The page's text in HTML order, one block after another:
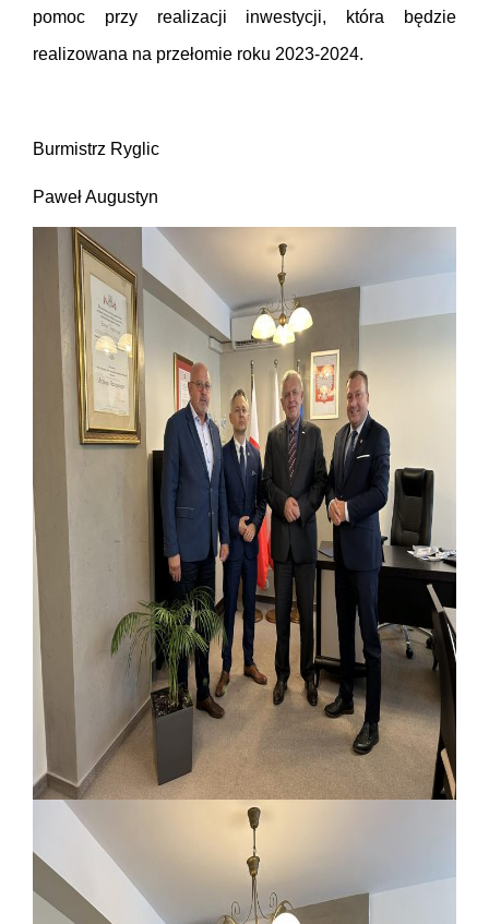
pomoc przy realizacji inwestycji, która będzie
realizowana na przełomie roku 2023-2024.
Burmistrz Ryglic
Paweł Augustyn